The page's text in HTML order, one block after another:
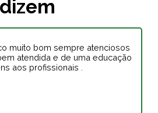
dizem
muito bom sempre atenciosos
atendida e de uma educação
aos profissionais .